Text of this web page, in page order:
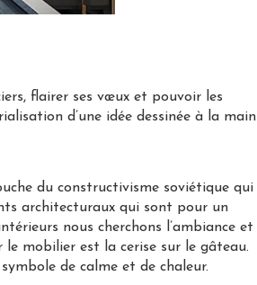
flairer ses vœux et pouvoir les
d’une idée dessinée à la main
du constructivisme soviétique qui
architecturaux qui sont pour un
nous cherchons l’ambiance et
le mobilier est la cerise sur le gâteau.
de calme et de chaleur.